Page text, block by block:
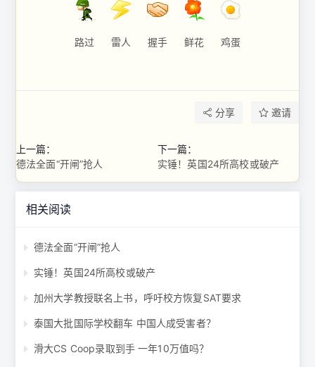
路过 雷人 握手 鲜花 鸡蛋
分享 邀请
上一篇：
德法全面“开闸”抢人
下一篇：
实锤！英国24所高校或破产
相关阅读
德法全面“开闸”抢人
实锤！英国24所高校或破产
加州大学教授联名上书，呼吁校方恢复SAT要求
泰国大批国际学校翻车 中国人成受害者？
滑大CS Coop录取到手 一年10万值吗？